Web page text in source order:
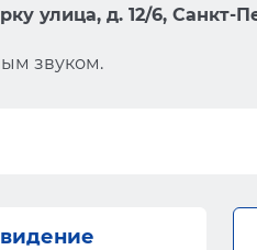
улица, д. 12/6, Санкт-
звуком.